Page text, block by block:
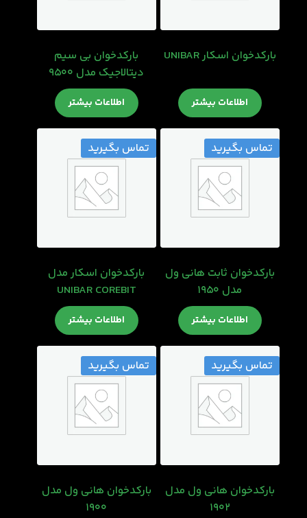
بارکدخوان اسکار UNIBAR
اطلاعات بیشتر
بارکدخوان بی سیم
دیتالاجیک مدل 9500
اطلاعات بیشتر
تماس بگیرید
بارکدخوان ثابت هانی ول
مدل 1950
اطلاعات بیشتر
تماس بگیرید
بارکدخوان اسکار مدل
UNIBAR COREBIT
اطلاعات بیشتر
تماس بگیرید
بارکدخوان هانی ول مدل
1902
تماس بگیرید
بارکدخوان هانی ول مدل
1900